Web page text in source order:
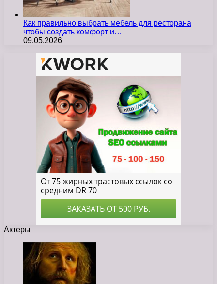
Как правильно выбрать мебель для ресторана
чтобы создать комфорт и…
09.05.2026
Актеры